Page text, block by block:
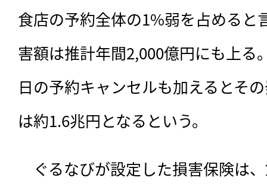
食店の予約全体の1%弱を占めると
害額は推計年間2,000億円にも上る
日の予約キャンセルも加えるとそ
は約1.6兆円となるという。
ぐるなびが設定した損害保険は